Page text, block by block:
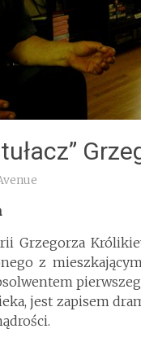
Grzegorza
z
jest zapisem